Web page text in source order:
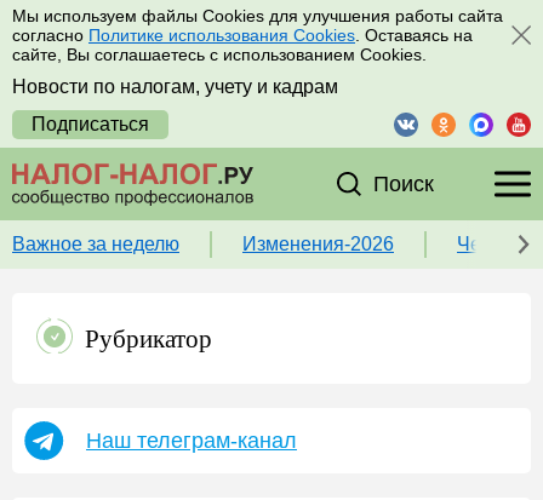
Мы используем файлы Cookies для улучшения работы сайта
согласно Политике использования Cookies . Оставаясь на
сайте, Вы соглашаетесь с использованием Cookies.
Новости по налогам, учету и кадрам
Подписаться
Поиск
Важное за неделю Изменения-2026 Чек-
Рубрикатор
Наш телеграм-канал